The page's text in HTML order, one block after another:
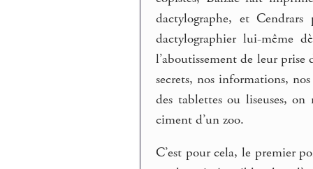
dactylographe, et
dactylographier lui-même
l’aboutissement de leur prise
secrets, nos informations,
des tablettes ou liseuses, on
ciment d’un zoo.
C’est pour cela, le premier